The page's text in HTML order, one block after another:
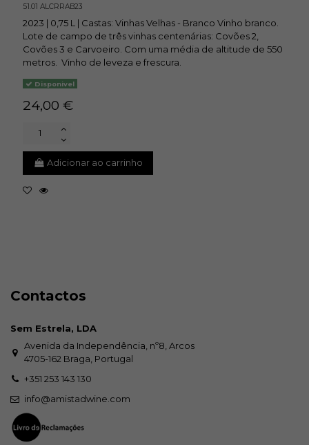
51.01 ALCRRAB23
2023 | 0,75 L | Castas: Vinhas Velhas - Branco Vinho branco.
Lote de campo de três vinhas centenárias: Covões 2,
Covões 3 e Carvoeiro. Com uma média de altitude de 550
metros. Vinho de leveza e frescura.
Disponivel
24,00 €
Adicionar ao carrinho
Contactos
Sem Estrela, LDA
Avenida da Independência, nº8, Arcos
4705-162 Braga, Portugal
+351 253 143 130
info@amistadwine.com